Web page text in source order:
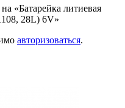
«Батарейка литиевая
28L) 6V»
авторизоваться.